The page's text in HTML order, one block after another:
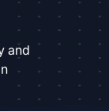
and